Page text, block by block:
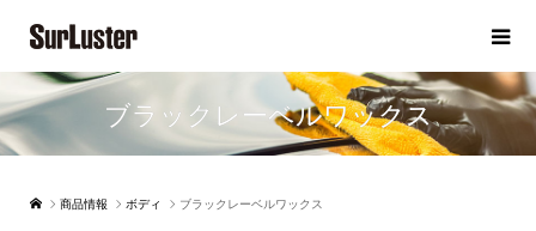
ブラックレーベルワックス
商品情報 ボディ ブラックレーベルワックス